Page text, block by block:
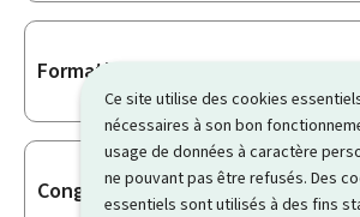
Ce site utilise des cookies
nécessaires à son bon
usage de données à caractère
ne pouvant pas être refusés. Des
essentiels sont utilisés à des fins
Formation professionnelle continue
Congé pour formation